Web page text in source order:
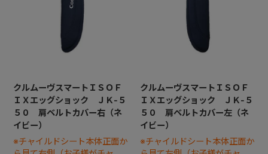
クルムーヴスマートＩＳＯＦ
ＩＸエッグショック ＪＫ-５
５０ 肩ベルトカバー右（ネ
イビー）
※チャイルドシート本体正面か
クルムーヴスマートＩＳＯＦ
ＩＸエッグショック ＪＫ-５
５０ 肩ベルトカバー左（ネ
イビー）
※チャイルドシート本体正面か